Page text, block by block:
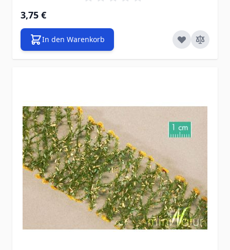
3,75 €
In den Warenkorb